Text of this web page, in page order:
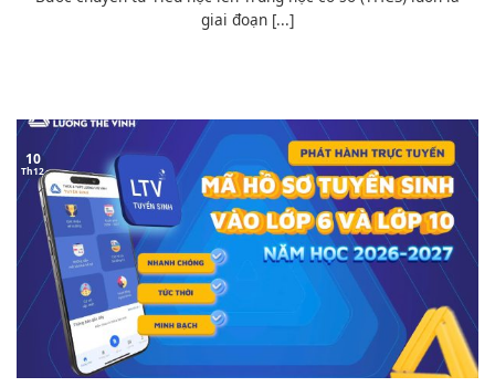
giai đoạn [...]
10
Th12